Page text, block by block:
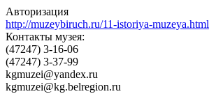
Авторизация
http://muzeybiruch.ru/11-istoriya-muzeya.html
Контакты музея:
(47247) 3-16-06
(47247) 3-37-99
kgmuzei@yandex.ru
kgmuzei@kg.belregion.ru